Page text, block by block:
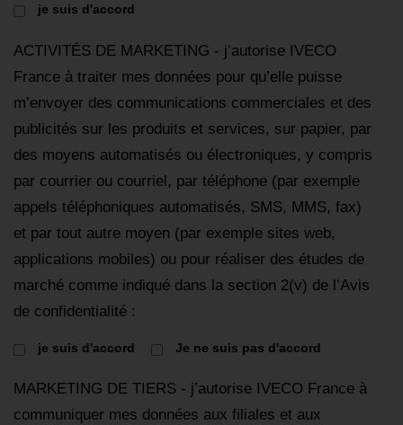
je suis d'accord
ACTIVITÉS DE MARKETING - j’autorise IVECO
France à traiter mes données pour qu’elle puisse
m’envoyer des communications commerciales et des
publicités sur les produits et services, sur papier, par
des moyens automatisés ou électroniques, y compris
par courrier ou courriel, par téléphone (par exemple
appels téléphoniques automatisés, SMS, MMS, fax)
et par tout autre moyen (par exemple sites web,
applications mobiles) ou pour réaliser des études de
marché comme indiqué dans la section 2(v) de l’Avis
de confidentialité :
je suis d'accord Je ne suis pas d'accord
MARKETING DE TIERS - j’autorise IVECO France à
communiquer mes données aux filiales et aux